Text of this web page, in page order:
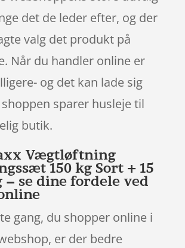
det de leder efter, og der
valg det produkt på
Når du handler online er
og det kan lade sig
sparer husleje til
butik.
Vægtløftning
150 kg Sort + 15
– se dine fordele ved
gang, du shopper online i
er der bedre